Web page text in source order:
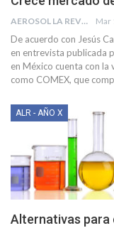
AEROSOL LA REVISTA Mar
De acuerdo con Jesús
en entrevista publicada
en México cuenta con la
como COMEX, que
ALR - AÑO X
Alternativas para